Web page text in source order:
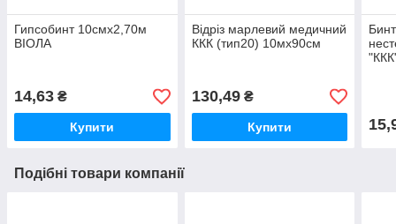
Гипсобинт 10смх2,70м
ВІОЛА
14,63 ₴
Купити
Відріз марлевий медичний
ККК (тип20) 10мх90см
130,49₴
Купити
Подібні товари компанії